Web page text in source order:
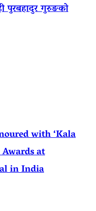
पुरबहादुर गुरुङको
with ‘Kala
at
in India